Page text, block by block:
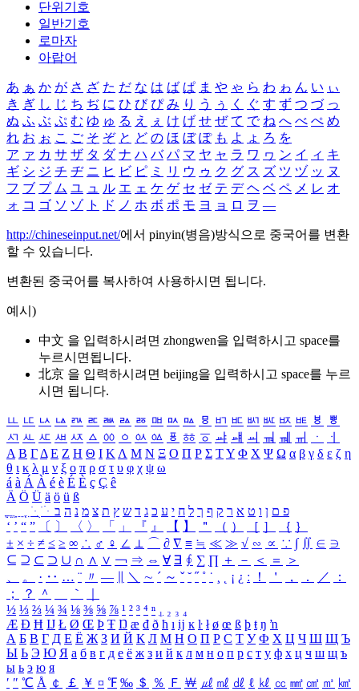
단위기호
일반기호
로마자
아랍어
あ ぁ か が さ ざ た だ な は ば ぱ ま や ゃ ら わ ゎ ん い ぃ
き ぎ し じ ち ぢ に ひ び ぴ み り う ぅ く ぐ す ず つ づ っ
ぬ ふ ぶ ぷ む ゆ ゅ る え ぇ け げ せ ぜ て で ね へ べ ぺ め
れ お ぉ こ ご そ ぞ と ど の ほ ぼ ぽ も よ ょ ろ を
ア ァ カ サ ザ タ ダ ナ ハ バ パ マ ヤ ャ ラ ワ ヮ ン イ ィ キ
ギ シ ジ チ ヂ ニ ヒ ビ ピ ミ リ ウ ゥ ク グ ス ズ ツ ヅ ッ ヌ
フ ブ プ ム ユ ュ ル エ ェ ケ ゲ セ ゼ テ デ ヘ ベ ペ メ レ オ
ォ コ ゴ ソ ゾ ト ド ノ ホ ボ ポ モ ヨ ョ ロ ヲ ―
http://chineseinput.net/에서 pinyin(병음)방식으로 중국어를 변환
할 수 있습니다.
변환된 중국어를 복사하여 사용하시면 됩니다.
예시)
中文 을 입력하시려면 zhongwen을 입력하시고 space를
누르시면됩니다.
北京 을 입력하시려면 beijing을 입력하시고 space를 누르
시면 됩니다.
ㅥ ㅦ ㅧ ㅨ ㅩ ㅪ ㅫ ㅬ ㅭ ㅮ ㅯ ㅰ ㅱ ㅲ ㅳ ㅴ ㅵ ㅶ ㅷ ㅸ
ㅹ
ㅺ ㅻ ㅼ ㅽ ㅾ ㅿ ㆀ ㆁ ㆂ ㆃ ㆄ ㆅ ㆆ ㆇ ㆈ ㆉ ㆊ ㆋ ㆌ ㆍ
ㆎ
Α Β ΓΔ Ε Ζ Η Θ Ι ΚΛ Μ Ν Ξ Ο Π Ρ Σ ΤΥ Φ Χ Ψ Ω α β γ δ ε ζ η
θ ι κ λ μ ν ξ ο π ρ σ τ υ φ χ ψ ω
á à Á À é è É È ç Ç ê
Ä Ö Ü ä ö ü ß
ִֶֹ ֻּ ׁׂ פ ם ן ו ט א ר ק ף ך ל ח י ע כ ג ד ש ץ ת צ מ נ ה ב
‘ ’ “ ” 〔 〕 〈 〉 「 」 『 』 【 】 ＂ （ ） ［ ］ ｛ ｝
± × ÷ ≠ ≤ ≥ ∞ ∴ ♂ ♀ ∠ ⊥ ⌒ ∂ ∇ ≡ ≒ ≪ ≫ √ ∽ ∝ ∵ ∫ ∬ ∈ ∋
⊆ ⊇ ⊂ ⊃ ∪ ∩ ∧ ∨ ￢ ⇒ ⇔ ∀ ∃ ∮ ∑ ∏ ＋ － ＜ ＝
＞
、
。 · ‥ … ¨ 〃 ― ＼ ∼ ´ ～ ˇ ˘ ˝ ˚ ˙ ¸ ¡ ¿ ː ！ ＇ ， ． ／
：
；
？ ＾ ｀
½ ⅓ ⅔ ¼ ¾ ⅛ ⅜ ⅝ ⅞ ¹ ² ³ ⁴ ⁿ ₁ ₂ ₃ ₄
Æ Ð Ħ Ĳ Ł Ø Œ Þ Ŧ Ŋ æ đ ð ħ ı ĳ ĸ ŀ ł ø œ ß þ ŧ ŋ ŉ
А Б В Г Д Е Ё Ж З И Й К Л М Н О П Р С Т У Ф Х Ц Ч Ш Щ Ъ
Ы Ь Э Ю Я а б в г д е ё ж з и й к л м н о п р с т у ф х ц ч ш щ ъ
ы ь э ю я
′ ″ ℃ Å ￠ ￡ ￥ ¤ ℉ ‰ ＄ ％ Ｆ ￦ ㎕ ㎖ ㎗ ℓ ㎘ ㏄ ㎣ ㎤ ㎥ ㎦